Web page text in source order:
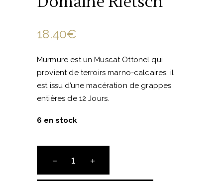
18.40€
Murmure est un Muscat Ottonel qui
provient de terroirs marno-calcaires, il
est issu d’une macération de grappes
entières de 12 Jours.
6 en stock
Domaine